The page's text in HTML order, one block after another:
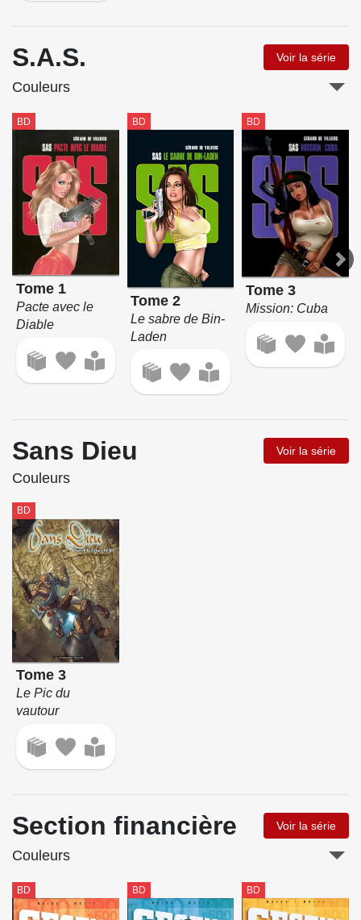
S.A.S. Voir la série
Couleurs
BD
Tome 1
Pacte avec le
Diable
BD
Tome 2
Le sabre de Bin-
Laden
BD
Tome 3
Mission: Cuba
Sans Dieu Voir la série
Couleurs
BD
Tome 3
Le Pic du
vautour
Section financière Voir la série
Couleurs
BD BD BD